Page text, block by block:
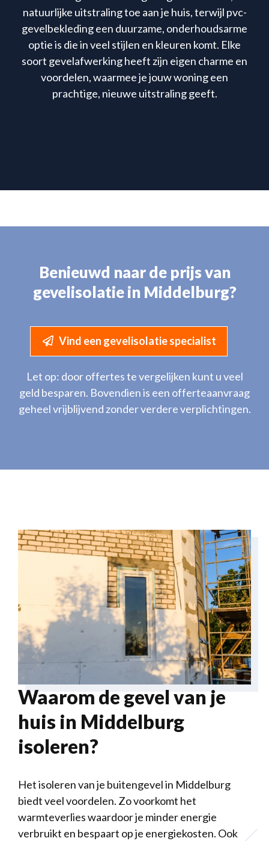
natuurlijke uitstraling toe aan je huis, terwijl pvc-
gevelbekleding een duurzame, onderhoudsarme
optie is die in veel stijlen en kleuren komt. Elke
soort gevelafwerking heeft zijn eigen charme en
voordelen, waarmee je jouw woning een
prachtige, nieuwe uitstraling geeft.
Benieuwd naar de prijs van
gevelisolatie in Middelburg?
Vind een gevelisolatie specialist
Let op: door offertes te vergelijken kunt u veel
geld besparen. Bovendien is een offerteaanvraag
geheel vrijblijvend zonder verdere verplichtingen.
Waarom de gevel van je
huis in Middelburg
isoleren?
Het isoleren van je buitengevel in Middelburg
biedt veel voordelen. Zo voorkomt het
warmteverlies waardoor je minder energie
verbruikt en bespaart op je energiekosten. Ook